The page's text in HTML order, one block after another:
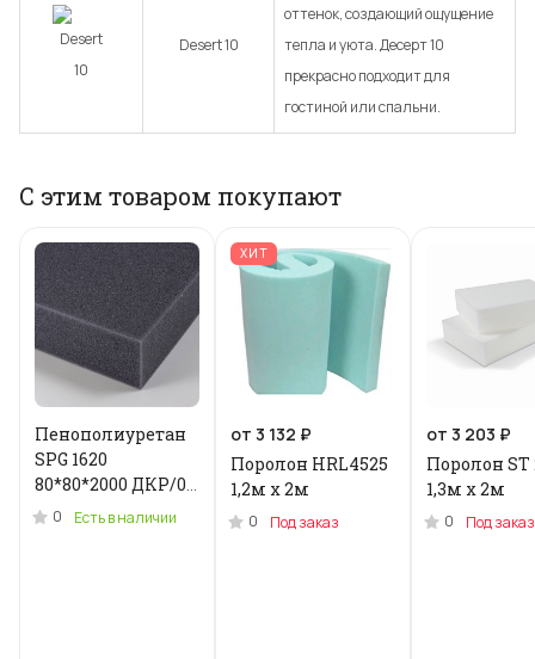
Desert 10
оттенок, создающий ощущение
тепла и уюта. Десерт 10
прекрасно подходит для
гостиной или спальни.
С этим товаром покупают
Пенополиуретан
SPG 1620
80*80*2000 ДКР/0.2
кг .N-3955U
0 Есть в наличии
ХИТ
от 3 132 ₽
Поролон HRL4525
1,2м x 2м
0 Под заказ
от 3 203 ₽
Поролон ST
1,3м х 2м
0 Под заказ